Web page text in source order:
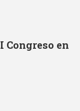
Congreso en